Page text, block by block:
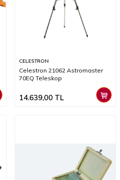
CELESTRON
Celestron 21062 Astromaster
70EQ Teleskop
14.639,00 TL